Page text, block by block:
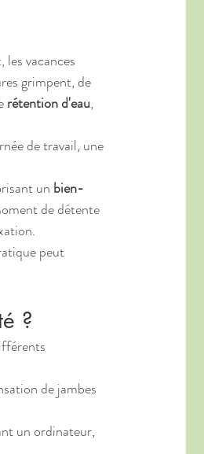
vacances
grimpent, de
rétention d'eau,
de travail, une
un bien-
de détente
peut
?
de jambes
un ordinateur,